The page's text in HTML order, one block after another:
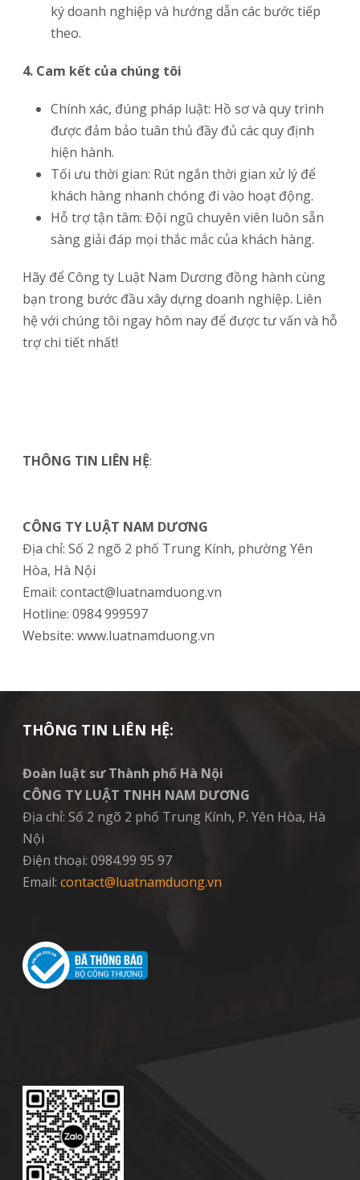
ký doanh nghiệp và hướng dẫn các bước tiếp
theo.
4. Cam kết của chúng tôi
Chính xác, đúng pháp luật: Hồ sơ và quy trình
được đảm bảo tuân thủ đầy đủ các quy định
hiện hành.
Tối ưu thời gian: Rút ngắn thời gian xử lý để
khách hàng nhanh chóng đi vào hoạt động.
Hỗ trợ tận tâm: Đội ngũ chuyên viên luôn sẵn
sàng giải đáp mọi thắc mắc của khách hàng.
Hãy để Công ty Luật Nam Dương đồng hành cùng
bạn trong bước đầu xây dựng doanh nghiệp. Liên
hệ với chúng tôi ngay hôm nay để được tư vấn và hỗ
trợ chi tiết nhất!
THÔNG TIN LIÊN HỆ:
CÔNG TY LUẬT NAM DƯƠNG
Địa chỉ: Số 2 ngõ 2 phố Trung Kính, phường Yên
Hòa, Hà Nội
Email: contact@luatnamduong.vn
Hotline: 0984 999597
Website: www.luatnamduong.vn
THÔNG TIN LIÊN HỆ:
Đoàn luật sư Thành phố Hà Nội
CÔNG TY LUẬT TNHH NAM DƯƠNG
Địa chỉ: Số 2 ngõ 2 phố Trung Kính, P. Yên Hòa, Hà
Nội
Điện thoại: 0984.99 95 97
Email: contact@luatnamduong.vn